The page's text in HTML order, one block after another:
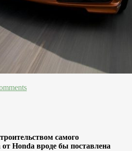
самого
от Honda вроде бы поставлена